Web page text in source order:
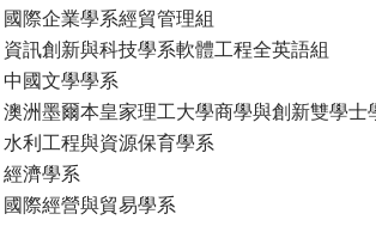
國際企業學系經貿管理組
資訊創新與科技學系軟體工程全英語組
中國文學學系
澳洲墨爾本皇家理工大學商學與創新雙學士
水利工程與資源保育學系
經濟學系
國際經營與貿易學系